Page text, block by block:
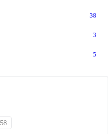
38
3
5